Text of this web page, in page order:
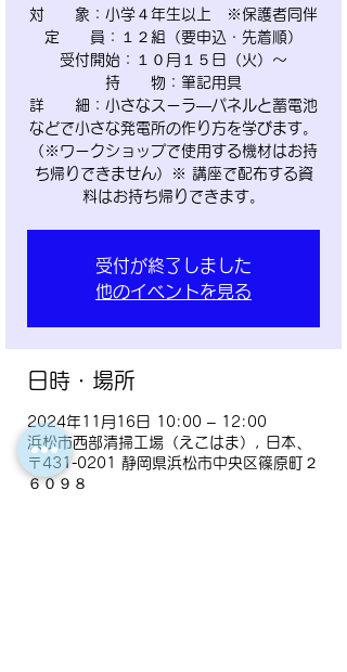
対 象：小学４年生以上 ※保護者同伴
定 員：１２組（要申込・先着順）
受付開始：１０月１５日（火）～
持 物：筆記用具
詳 細：小さなスーラ―パネルと蓄電池
などで小さな発電所の作り方を学びます。
（※ワークショップで使用する機材はお持
ち帰りできません）※ 講座で配布する資
料はお持ち帰りできます。
受付が終了しました
他のイベントを見る
日時・場所
2024年11月16日 10:00 – 12:00
浜松市西部清掃工場（えこはま）, 日本、
〒431-0201 静岡県浜松市中央区篠原町２
６０９８